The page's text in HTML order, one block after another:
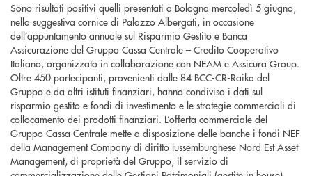
Sono risultati positivi quelli presentati a Bologna mercoledì 5 giugno,
nella suggestiva cornice di Palazzo Albergati, in occasione
dell’appuntamento annuale sul Risparmio Gestito e Banca
Assicurazione del Gruppo Cassa Centrale – Credito Cooperativo
Italiano, organizzato in collaborazione con NEAM e Assicura Group.
Oltre 450 partecipanti, provenienti dalle 84 BCC-CR-Raika del
Gruppo e da altri istituti finanziari, hanno condiviso i dati sul
risparmio gestito e fondi di investimento e le strategie commerciali di
collocamento dei prodotti finanziari. L’offerta commerciale del
Gruppo Cassa Centrale mette a disposizione delle banche i fondi NEF
della Management Company di diritto lussemburghese Nord Est Asset
Management, di proprietà del Gruppo, il servizio di